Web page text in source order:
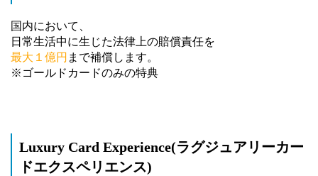
国内において、
日常生活中に生じた法律上の賠償責任を
最大１億円 まで補償します。
※ゴールドカードのみの特典
Luxury Card Experience(ラグジュアリーカー
ドエクスペリエンス)